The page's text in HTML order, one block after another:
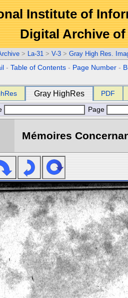
Institute of
Digital Archive
> La-31 > V-3 > Gray High Res.
-Table of Contents - Page Number -
Gray HighRes PDF
Page
Mémoires